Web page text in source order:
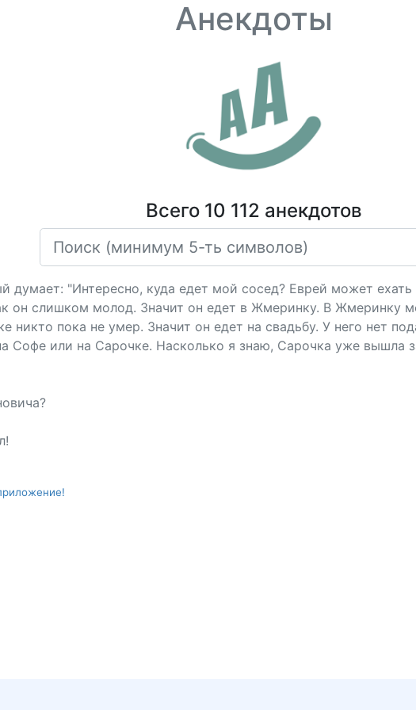
Анекдоты
Всего 10 112 анекдотов
думает: "Интересно, куда едет мой сосед? Еврей может
он слишком молод. Значит он едет в Жмеринку. В Жмеринку
никто пока не умер. Значит он едет на свадьбу. У него нет
Софе или на Сарочке. Насколько я знаю, Сарочка уже вышла